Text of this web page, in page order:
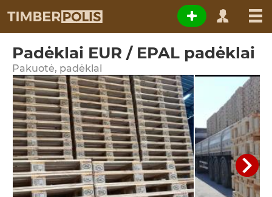
Padėklai EUR / EPAL padėklai
Pakuotė, padėklai